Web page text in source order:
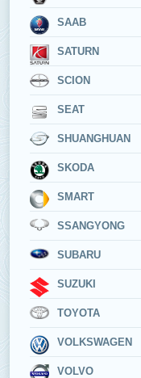
SAAB
SATURN
SCION
SEAT
SHUANGHUAN
SKODA
SMART
SSANGYONG
SUBARU
SUZUKI
TOYOTA
VOLKSWAGEN
VOLVO